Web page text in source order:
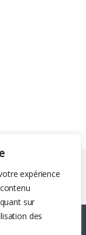
expérience
sur
des